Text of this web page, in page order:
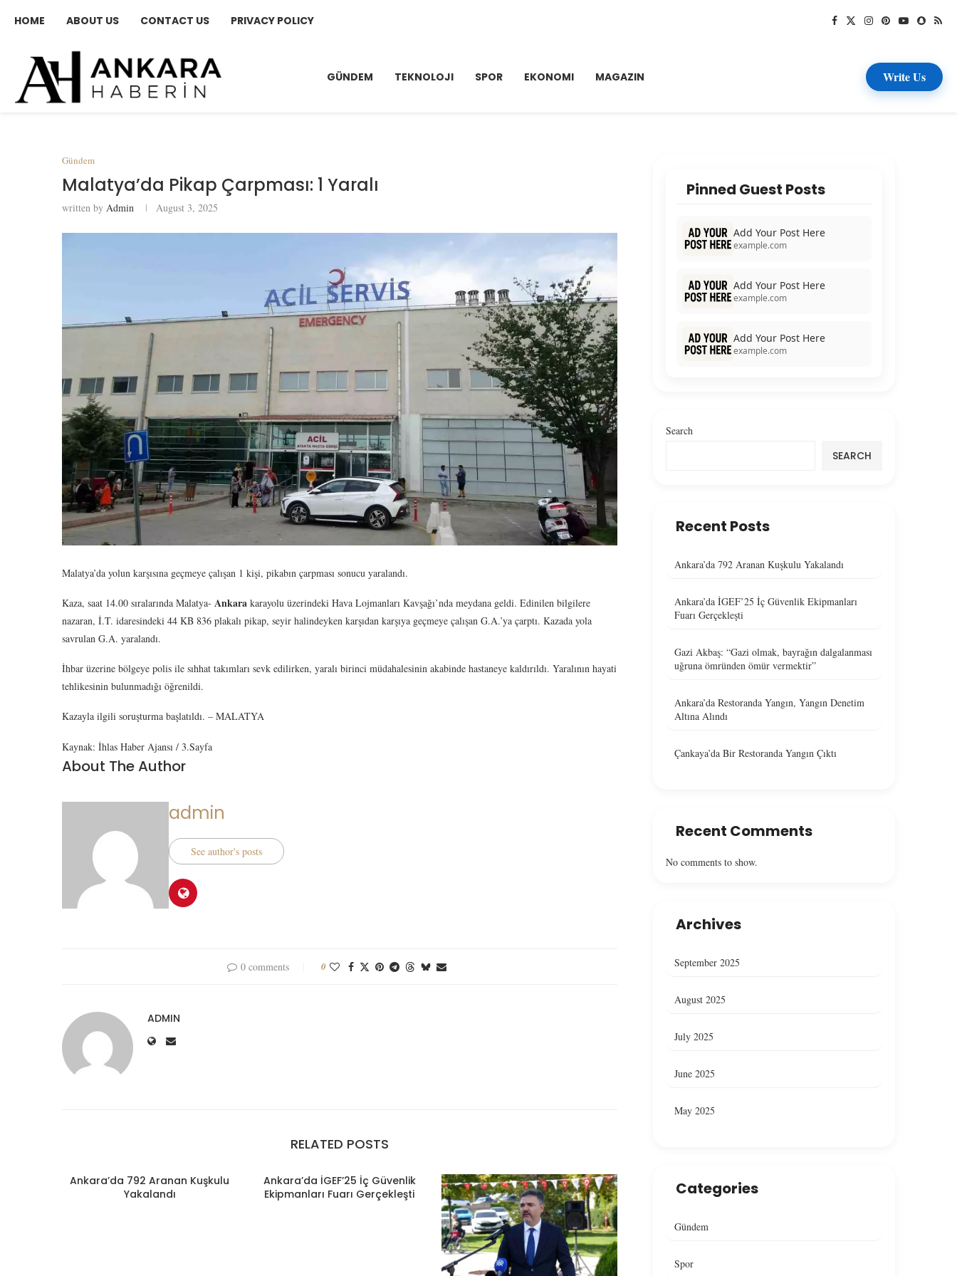
HOME ABOUT US CONTACT US PRIVACY POLICY
GÜNDEM TEKNOLOJI SPOR EKONOMI MAGAZIN Write Us
Gündem
Malatya’da Pikap Çarpması: 1 Yaralı
written by Admin August 3, 2025
Malatya’da yolun karşısına geçmeye çalışan 1 kişi, pikabın çarpması sonucu yaralandı.
Kaza, saat 14.00 sıralarında Malatya- Ankara karayolu üzerindeki Hava Lojmanları Kavşağı’nda meydana geldi. Edinilen bilgilere
nazaran, İ.T. idaresindeki 44 KB 836 plakalı pikap, seyir halindeyken karşıdan karşıya geçmeye çalışan G.A.’ya çarptı. Kazada yola
savrulan G.A. yaralandı.
İhbar üzerine bölgeye polis ile sıhhat takımları sevk edilirken, yaralı birinci müdahalesinin akabinde hastaneye kaldırıldı. Yaralının hayati
tehlikesinin bulunmadığı öğrenildi.
Kazayla ilgili soruşturma başlatıldı. – MALATYA
Kaynak: İhlas Haber Ajansı / 3.Sayfa
About The Author
admin
See author's posts
0 comments 0
ADMIN
RELATED POSTS
Ankara’da 792 Aranan Kuşkulu
Yakalandı
Ankara’da İGEF’25 İç Güvenlik
Ekipmanları Fuarı Gerçekleşti
Pinned Guest Posts
Add Your Post Here
example.com
Add Your Post Here
example.com
Add Your Post Here
example.com
Search
SEARCH
Recent Posts
Ankara’da 792 Aranan Kuşkulu Yakalandı
Ankara’da İGEF’25 İç Güvenlik Ekipmanları
Fuarı Gerçekleşti
Gazi Akbaş: “Gazi olmak, bayrağın dalgalanması
uğruna ömründen ömür vermektir”
Ankara’da Restoranda Yangın, Yangın Denetim
Altına Alındı
Çankaya’da Bir Restoranda Yangın Çıktı
Recent Comments
No comments to show.
Archives
September 2025
August 2025
July 2025
June 2025
May 2025
Categories
Gündem
Spor